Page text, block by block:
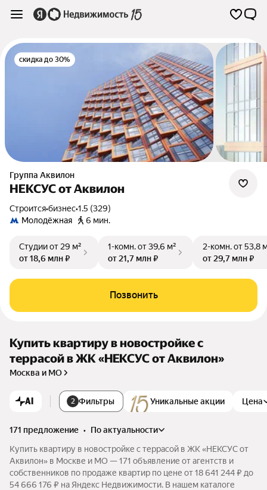
скидка до 30%
Группа Аквилон
НЕКСУС от Аквилон
Строится•бизнес•1.5 (329)
Молодёжная
6 мин.
Студииот 29 м²
от 18,6 млн ₽
1-комн.от 39,6 м²
от 21,7 млн ₽
2-комн.от 53,8
от 29,7 млн ₽
Позвонить
Купить квартиру в новостройке с
террасой в ЖК «НЕКСУС от Аквилон»
Москва и МО
AI 2 Фильтры Уникальные акции Цена
171 предложение •
по актуальности
Купить квартиру в новостройке с террасой в ЖК «НЕКСУС от
Аквилон» в Москве и МО — 171 объявление от агентств и
собственников по продаже квартир по цене от 18 641 244 ₽ до
54 666 176 ₽ на Яндекс Недвижимости. В нашем каталоге